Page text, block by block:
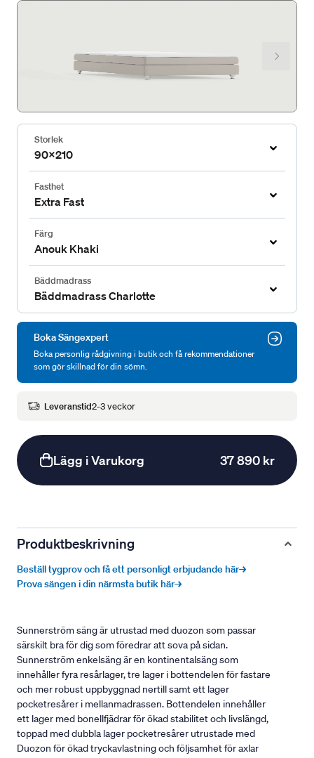
Storlek
90x210
Fasthet
Extra Fast
Färg
Anouk Khaki
Bäddmadrass
Bäddmadrass Charlotte
Boka Sängexpert
Boka personlig rådgivning i butik och få rekommendationer
som gör skillnad för din sömn.
Leveranstid2-3 veckor
Lägg i Varukorg 37 890 kr
Produktbeskrivning
Beställ tygprov och få ett personligt erbjudande här→
Prova sängen i din närmsta butik här→
Sunnerström säng är utrustad med duozon som passar
särskilt bra för dig som föredrar att sova på sidan.
Sunnerström enkelsäng är en kontinentalsäng som
innehåller fyra resårlager, tre lager i bottendelen för fastare
och mer robust uppbyggnad nertill samt ett lager
pocketresårer i mellanmadrassen. Bottendelen innehåller
ett lager med bonellfjädrar för ökad stabilitet och livslängd,
toppad med dubbla lager pocketresårer utrustade med
Duozon för ökad tryckavlastning och följsamhet för axlar